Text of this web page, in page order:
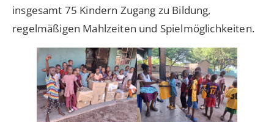
insgesamt 75 Kindern Zugang zu Bildung,
regelmäßigen Mahlzeiten und Spielmöglichkeiten.